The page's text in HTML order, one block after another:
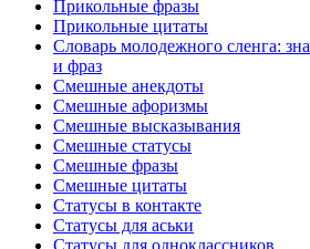
Прикольные фразы
Прикольные цитаты
Словарь молодежного сленга:
и фраз
Смешные анекдоты
Смешные афоризмы
Смешные высказывания
Смешные статусы
Смешные фразы
Смешные цитаты
Статусы в контакте
Статусы для аськи
Статусы для одноклассников